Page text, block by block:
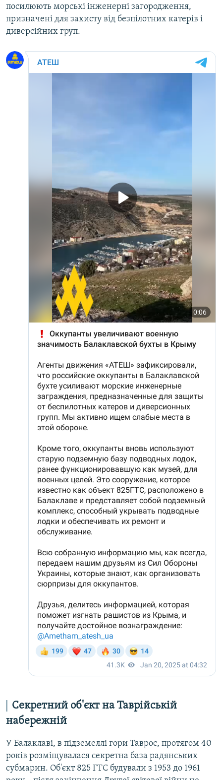
посилюють морські інженерні загородження,
призначені для захисту від безпілотних катерів і
диверсійних груп.
Секретний об'єкт на Таврійській
набережній
У Балаклаві, в підземеллі гори Таврос, протягом 40
років розміщувалася секретна база радянських
субмарин. Об'єкт 825 ГТС будували з 1953 до 1961